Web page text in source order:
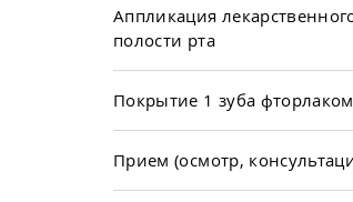
Аппликация
полости рта
Покрытие 1 зуба
Прием (осмотр,